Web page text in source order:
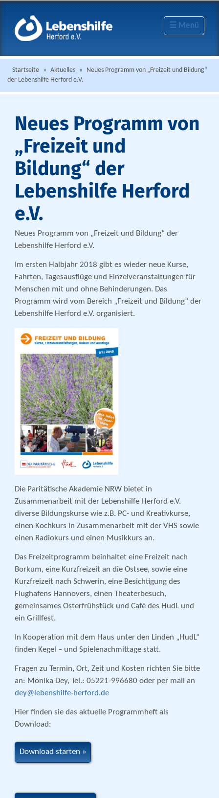
☰ Menü
Startseite » Aktuelles »
Neues Programm von „Freizeit und Bildung“
der Lebenshilfe Herford e.V.
Neues Programm von
„Freizeit und
Bildung“ der
Lebenshilfe Herford
e.V.
Neues Programm von „Freizeit und Bildung“ der
Lebenshilfe Herford e.V.
Im ersten Halbjahr 2018 gibt es wieder neue Kurse,
Fahrten, Tagesausflüge und Einzelveranstaltungen für
Menschen mit und ohne Behinderungen. Das
Programm wird vom Bereich „Freizeit und Bildung“ der
Lebenshilfe Herford e.V. organisiert.
Die Paritätische Akademie NRW bietet in
Zusammenarbeit mit der Lebenshilfe Herford e.V.
diverse Bildungskurse wie z.B. PC- und Kreativkurse,
einen Kochkurs in Zusammenarbeit mit der VHS sowie
einen Radiokurs und einen Musikkurs an.
Das Freizeitprogramm beinhaltet eine Freizeit nach
Borkum, eine Kurzfreizeit an die Ostsee, sowie eine
Kurzfreizeit nach Schwerin, eine Besichtigung des
Flughafens Hannovers, einen Theaterbesuch,
gemeinsames Osterfrühstück und Café des HudL und
ein Grillfest.
In Kooperation mit dem Haus unter den Linden „HudL“
finden Kegel – und Spielenachmittage statt.
Fragen zu Termin, Ort, Zeit und Kosten richten Sie bitte
an: Monika Dey, Tel.: 05221-996680 oder per mail an
dey@lebenshilfe-herford.de
Hier finden sie das aktuelle Programmheft als
Download:
Download starten